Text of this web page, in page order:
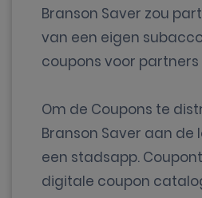
Branson Saver zou
van een eigen
coupons voor
Om de Coupons te
Branson Saver aan de
een stadsapp.
digitale coupon